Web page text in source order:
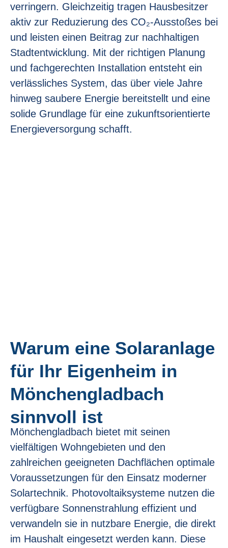
verringern. Gleichzeitig tragen Hausbesitzer
aktiv zur Reduzierung des CO₂-Ausstoßes bei
und leisten einen Beitrag zur nachhaltigen
Stadtentwicklung. Mit der richtigen Planung
und fachgerechten Installation entsteht ein
verlässliches System, das über viele Jahre
hinweg saubere Energie bereitstellt und eine
solide Grundlage für eine zukunftsorientierte
Energieversorgung schafft.
Warum eine Solaranlage
für Ihr Eigenheim in
Mönchengladbach
sinnvoll ist
Mönchengladbach bietet mit seinen
vielfältigen Wohngebieten und den
zahlreichen geeigneten Dachflächen optimale
Voraussetzungen für den Einsatz moderner
Solartechnik. Photovoltaiksysteme nutzen die
verfügbare Sonnenstrahlung effizient und
verwandeln sie in nutzbare Energie, die direkt
im Haushalt eingesetzt werden kann. Diese